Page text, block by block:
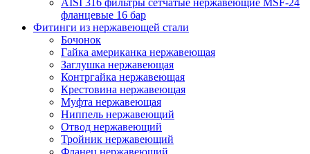
AISI 316 фильтры сетчатые нержавеющие MSF-24
фланцевые 16 бар
Фитинги из нержавеющей стали
Бочонок
Гайка американка нержавеющая
Заглушка нержавеющая
Контргайка нержавеющая
Крестовина нержавеющая
Муфта нержавеющая
Ниппель нержавеющий
Отвод нержавеющий
Тройник нержавеющий
Фланец нержавеющий